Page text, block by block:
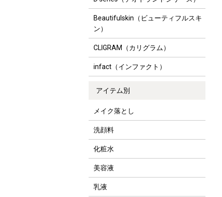
Beautifulskin（ビューティフルスキ
ン）
CLIGRAM（カリグラム）
infact（インファクト）
アイテム別
メイク落とし
洗顔料
化粧水
美容液
乳液